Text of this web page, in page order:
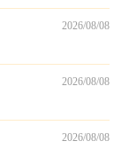
2026/08/08
2026/08/08
2026/08/08